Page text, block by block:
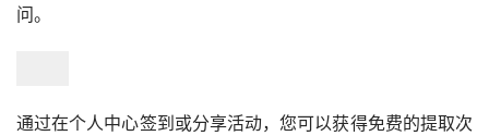
问。
通过在个人中心签到或分享活动，您可以获得免费的提取次